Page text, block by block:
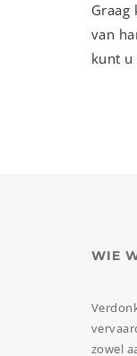
van
kunt u
WIE
zowel